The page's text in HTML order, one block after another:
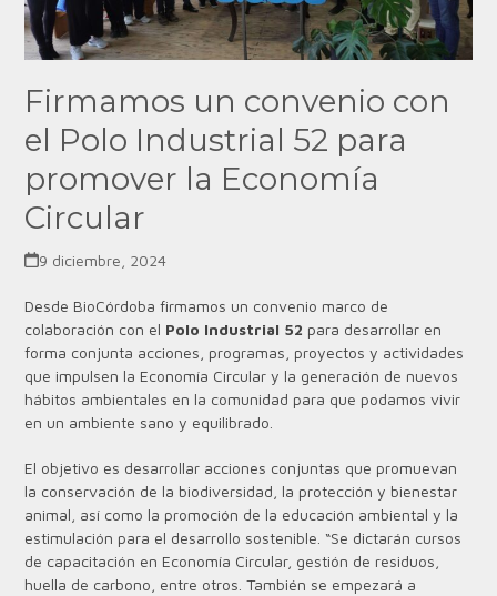
Firmamos un convenio con
el Polo Industrial 52 para
promover la Economía
Circular
9 diciembre, 2024
Desde BioCórdoba firmamos un convenio marco de
colaboración con el Polo Industrial 52 para desarrollar en
forma conjunta acciones, programas, proyectos y actividades
que impulsen la Economía Circular y la generación de nuevos
hábitos ambientales en la comunidad para que podamos vivir
en un ambiente sano y equilibrado.
El objetivo es desarrollar acciones conjuntas que promuevan
la conservación de la biodiversidad, la protección y bienestar
animal, así como la promoción de la educación ambiental y la
estimulación para el desarrollo sostenible. “Se dictarán cursos
de capacitación en Economía Circular, gestión de residuos,
huella de carbono, entre otros. También se empezará a